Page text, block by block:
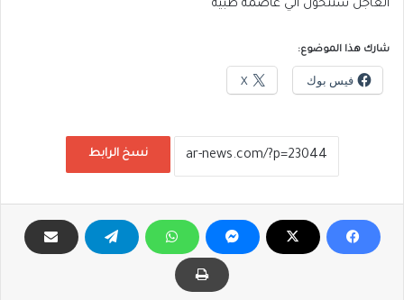
العاجل ستتحول الي عاصمة طبية
شارك هذا الموضوع:
فيس بوك X
نسخ الرابط